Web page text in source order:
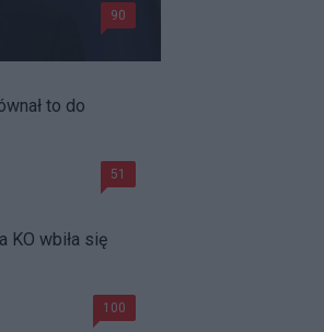
90
to do
51
KO wbiła się
100